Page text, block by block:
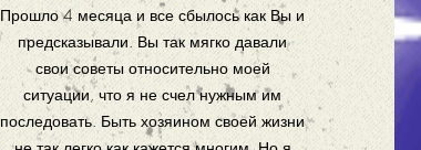
Прошло 4 месяца и все сбылось как Вы и
предсказывали. Вы так мягко давали
свои советы относительно моей
ситуации, что я не счел нужным им
последовать. Быть хозяином своей жизни